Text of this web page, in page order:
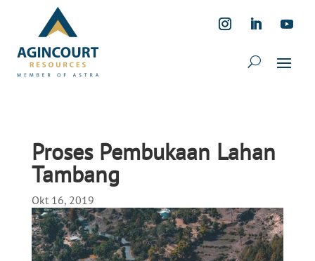
Proses Pembukaan Lahan
Tambang
Okt 16, 2019